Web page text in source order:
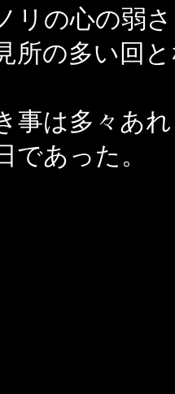
リの心の弱
所の多い回
は多々あ
であった。